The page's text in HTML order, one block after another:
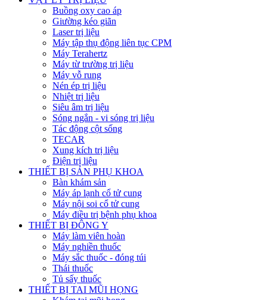
Buồng oxy cao áp
Giường kéo giãn
Laser trị liệu
Máy tập thụ động liên tục CPM
Máy Terahertz
Máy từ trường trị liệu
Máy vỗ rung
Nén ép trị liệu
Nhiệt trị liệu
Siêu âm trị liệu
Sóng ngắn - vi sóng trị liệu
Tác động cột sống
TECAR
Xung kích trị liệu
Điện trị liệu
THIẾT BỊ SẢN PHỤ KHOA
Bàn khám sản
Máy áp lạnh cổ tử cung
Máy nội soi cổ tử cung
Máy điều trị bệnh phụ khoa
THIẾT BỊ ĐÔNG Y
Máy làm viên hoàn
Máy nghiền thuốc
Máy sắc thuốc - đóng túi
Thái thuốc
Tủ sấy thuốc
THIẾT BỊ TAI MŨI HỌNG